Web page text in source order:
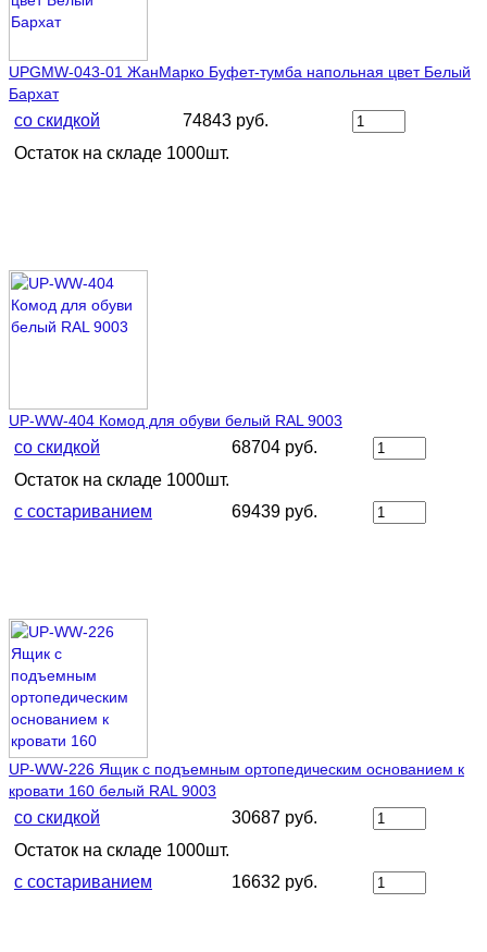
UPGMW-043-01 ЖанМарко Буфет-тумба напольная цвет Белый
Бархат
со скидкой
74843 руб.
Остаток на складе 1000шт.
UP-WW-404 Комод для обуви белый RAL 9003
со скидкой
68704 руб.
Остаток на складе 1000шт.
с состариванием
69439 руб.
UP-WW-226 Ящик с подъемным ортопедическим основанием к
кровати 160 белый RAL 9003
со скидкой
30687 руб.
Остаток на складе 1000шт.
с состариванием
16632 руб.